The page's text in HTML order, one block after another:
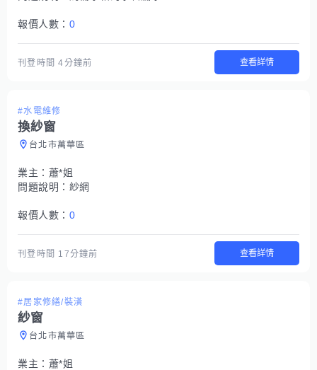
報價人數： 0
刊登時間4分鐘前 查看詳情
#水電維修
換紗窗
台北市萬華區
業主： 蕭*姐
問題說明： 紗網
報價人數： 0
刊登時間 17分鐘前 查看詳情
#居家修繕/裝潢
紗窗
台北市萬華區
業主： 蕭*姐